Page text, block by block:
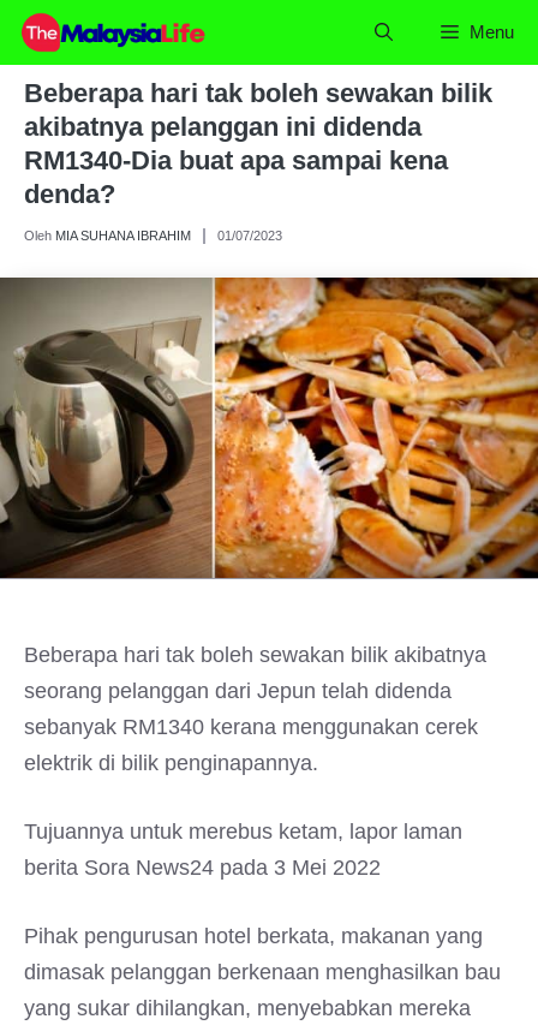
Skip
content
Menu
Beberapa hari tak boleh sewakan bilik
akibatnya pelanggan ini didenda
RM1340-Dia buat apa sampai kena
denda?
Oleh MIA SUHANA IBRAHIM 01/07/2023
Beberapa hari tak boleh sewakan bilik akibatnya
seorang pelanggan dari Jepun telah didenda
sebanyak RM1340 kerana menggunakan cerek
elektrik di bilik penginapannya.
Tujuannya untuk merebus ketam, lapor laman
berita Sora News24 pada 3 Mei 2022
Pihak pengurusan hotel berkata, makanan yang
dimasak pelanggan berkenaan menghasilkan bau
yang sukar dihilangkan, menyebabkan mereka